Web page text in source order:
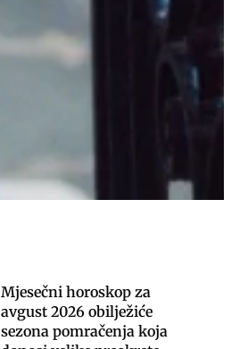
Mjesečni horoskop za
avgust 2026 obilježiće
sezona pomračenja koja